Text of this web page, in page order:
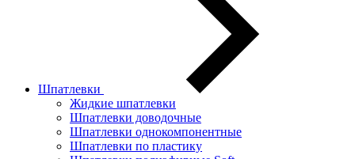
Шпатлевки
Жидкие шпатлевки
Шпатлевки доводочные
Шпатлевки однокомпонентные
Шпатлевки по пластику